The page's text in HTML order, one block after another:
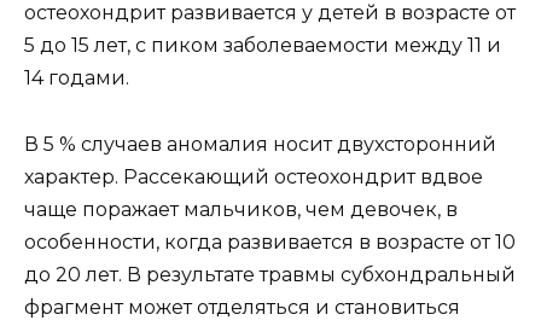
остеохондрит развивается у детей в возрасте от
5 до 15 лет, с пиком заболеваемости между 11 и
14 годами.
В 5 % случаев аномалия носит двухсторонний
характер. Рассекающий остеохондрит вдвое
чаще поражает мальчиков, чем девочек, в
особенности, когда развивается в возрасте от 10
до 20 лет. В результате травмы субхондральный
фрагмент может отделяться и становиться